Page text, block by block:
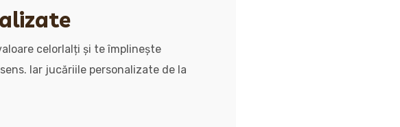
celorlalți și te împlinește
Iar jucăriile personalizate de la